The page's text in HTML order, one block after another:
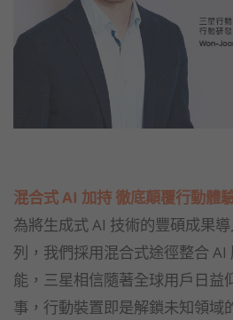
混合式 AI 加持 徹底顛覆行動體
為將生成式 AI 技術的豐碩成果
列，我們採用混合式途徑整合
能，三星相信隨著全球用戶日益
事，行動裝置即是解鎖未知領域